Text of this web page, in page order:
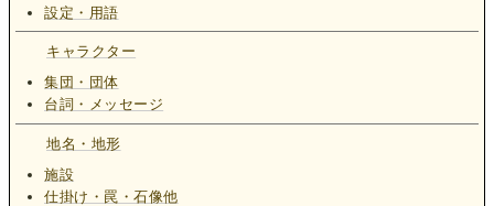
設定・用語
キャラクター
集団・団体
台詞・メッセージ
地名・地形
施設
仕掛け・罠・石像他